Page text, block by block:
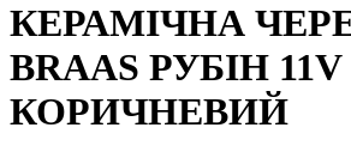
КЕРАМІЧНА
BRAAS РУБІН 11V
КОРИЧНЕВИЙ